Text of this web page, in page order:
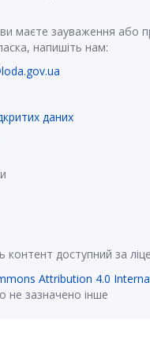
маєте зауваження або
напишіть нам:
даних
контент доступний за
Attribution 4.0
не зазначено інше